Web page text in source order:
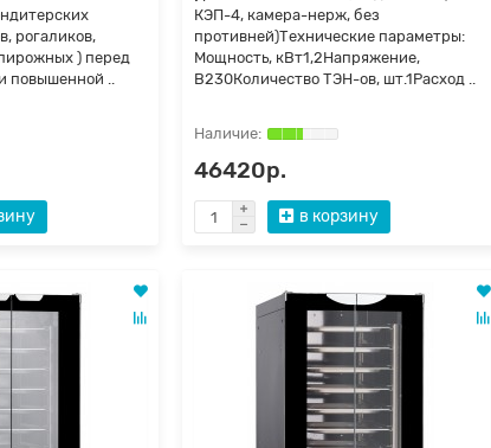
рогаликов,
) перед
повышенной ..
КЭП-4, камера-нерж, без
противней)Технические параметры:
Мощность, кВт1,2Напряжение,
В230Количество ТЭН-ов, шт.1Расход ..
46420р.
в корзину